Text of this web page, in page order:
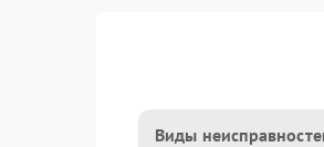
Виды